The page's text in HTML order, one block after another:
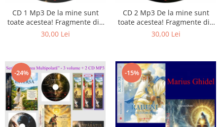
Literatura
Psihologie
Stiinta
CD 1 Mp3 De la mine sunt
toate acestea! Fragmente din
cărțile lui Marius Ghidel
30,00 Lei
CD 2 Mp3 De la mine sunt
toate acestea! Fragmente din
cărțile lui Marius Ghidel
30,00 Lei
-24% -15%